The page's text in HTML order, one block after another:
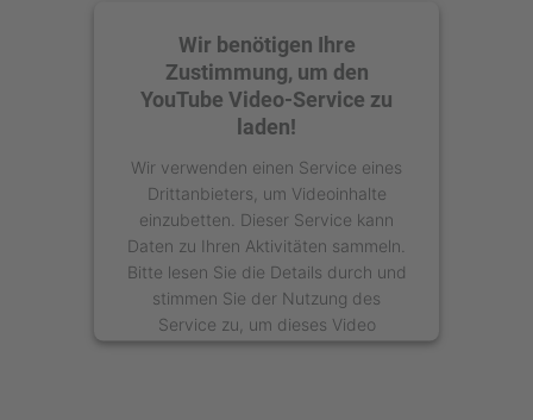
Wir benötigen Ihre
Zustimmung, um den
YouTube Video-Service zu
laden!
Wir verwenden einen Service eines
Drittanbieters, um Videoinhalte
einzubetten. Dieser Service kann
Daten zu Ihren Aktivitäten sammeln.
Bitte lesen Sie die Details durch und
stimmen Sie der Nutzung des
Service zu, um dieses Video
anzusehen.